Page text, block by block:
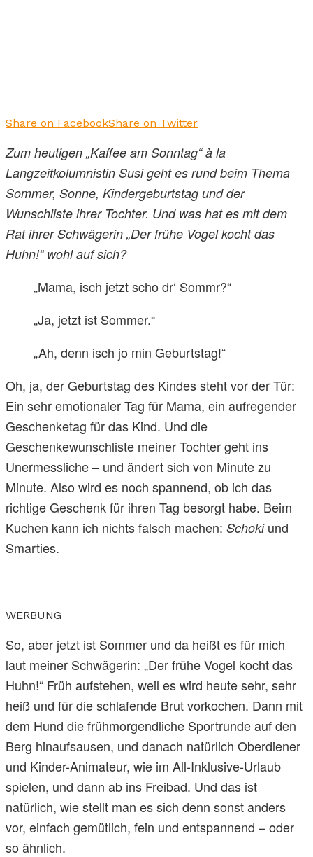
Share on FacebookShare on Twitter
Zum heutigen „Kaffee am Sonntag“ à la
Langzeitkolumnistin Susi geht es rund beim Thema
Sommer, Sonne, Kindergeburtstag und der
Wunschliste ihrer Tochter. Und was hat es mit dem
Rat ihrer Schwägerin „Der frühe Vogel kocht das
Huhn!“ wohl auf sich?
„Mama, isch jetzt scho dr‘ Sommr?“
„Ja, jetzt ist Sommer.“
„Ah, denn isch jo min Geburtstag!“
Oh, ja, der Geburtstag des Kindes steht vor der Tür:
Ein sehr emotionaler Tag für Mama, ein aufregender
Geschenketag für das Kind. Und die
Geschenkewunschliste meiner Tochter geht ins
Unermessliche – und ändert sich von Minute zu
Minute. Also wird es noch spannend, ob ich das
richtige Geschenk für ihren Tag besorgt habe. Beim
Kuchen kann ich nichts falsch machen: Schokiund
Smarties.
WERBUNG
So, aber jetzt ist Sommer und da heißt es für mich
laut meiner Schwägerin: „Der frühe Vogel kocht das
Huhn!“ Früh aufstehen, weil es wird heute sehr, sehr
heiß und für die schlafende Brut vorkochen. Dann mit
dem Hund die frühmorgendliche Sportrunde auf den
Berg hinaufsausen, und danach natürlich Oberdiener
und Kinder-Animateur, wie im All-Inklusive-Urlaub
spielen, und dann ab ins Freibad. Und das ist
natürlich, wie stellt man es sich denn sonst anders
vor, einfach gemütlich, fein und entspannend – oder
so ähnlich.